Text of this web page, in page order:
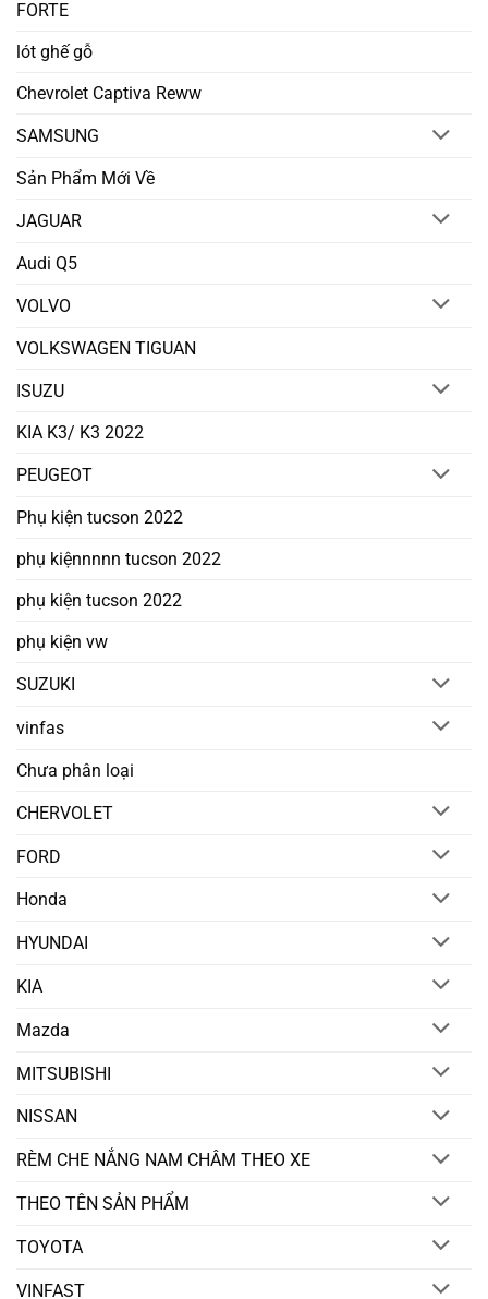
FORTE
lót ghế gỗ
Chevrolet Captiva Reww
SAMSUNG
Sản Phẩm Mới Về
JAGUAR
Audi Q5
VOLVO
VOLKSWAGEN TIGUAN
ISUZU
KIA K3/ K3 2022
PEUGEOT
Phụ kiện tucson 2022
phụ kiệnnnnn tucson 2022
phụ kiện tucson 2022
phụ kiện vw
SUZUKI
vinfas
Chưa phân loại
CHERVOLET
FORD
Honda
HYUNDAI
KIA
Mazda
MITSUBISHI
NISSAN
RÈM CHE NẮNG NAM CHÂM THEO XE
THEO TÊN SẢN PHẨM
TOYOTA
VINFAST